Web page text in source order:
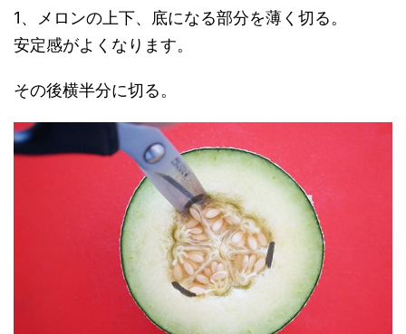
1、メロンの上下、底になる部分を薄く切る。
安定感がよくなります。
その後横半分に切る。